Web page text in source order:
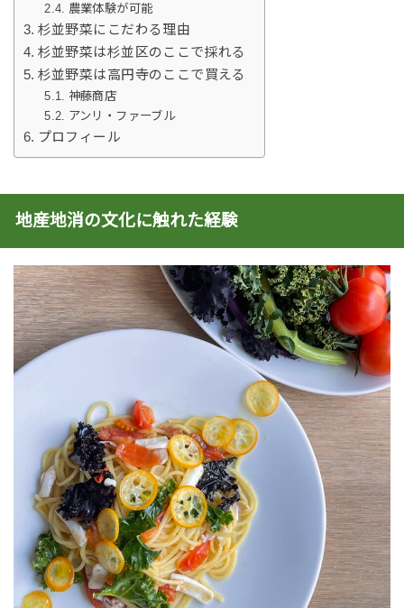
農業体験が可能
杉並野菜にこだわる理由
杉並野菜は杉並区のここで採れる
杉並野菜は高円寺のここで買える
神藤商店
アンリ・ファーブル
プロフィール
地産地消の文化に触れた経験